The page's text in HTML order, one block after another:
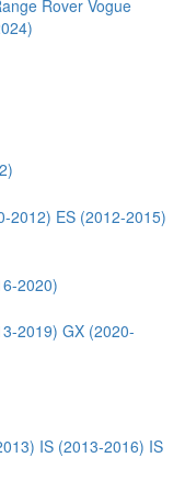
Rover Vogue
2012) ES (2012-2015)
2020)
2019) GX (2020-
IS (2013-2016) IS